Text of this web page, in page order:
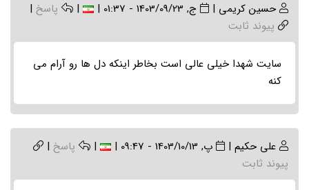
حسین کریمی | ج, 1403/09/23 - 01:37 |
| پاسخ |
پیوند ثابت
سایت شهدا خیلی عالی است بخاطر اینکه دل ها رو آرام می
کنه
علی حکیم | پ, 1403/10/13 - 09:47 |
| پاسخ |
پیوند ثابت